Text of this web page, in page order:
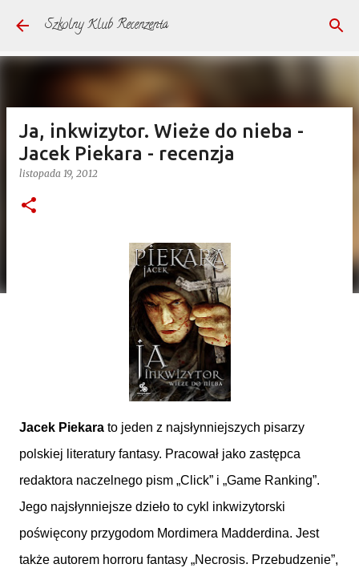
Przejdź do głównej zawartości
Szkolny Klub Recenzenta
Ja, inkwizytor. Wieże do nieba -
Jacek Piekara - recenzja
listopada 19, 2012
Jacek Piekara to jeden z najsłynniejszych pisarzy
polskiej literatury fantasy. Pracował jako zastępca
redaktora naczelnego pism „Click” i „Game Ranking”.
Jego najsłynniejsze dzieło to cykl inkwizytorski
poświęcony przygodom Mordimera Madderdina. Jest
także autorem horroru fantasy „Necrosis. Przebudzenie”,